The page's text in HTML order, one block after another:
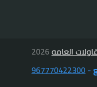
العامه
-
967770422300